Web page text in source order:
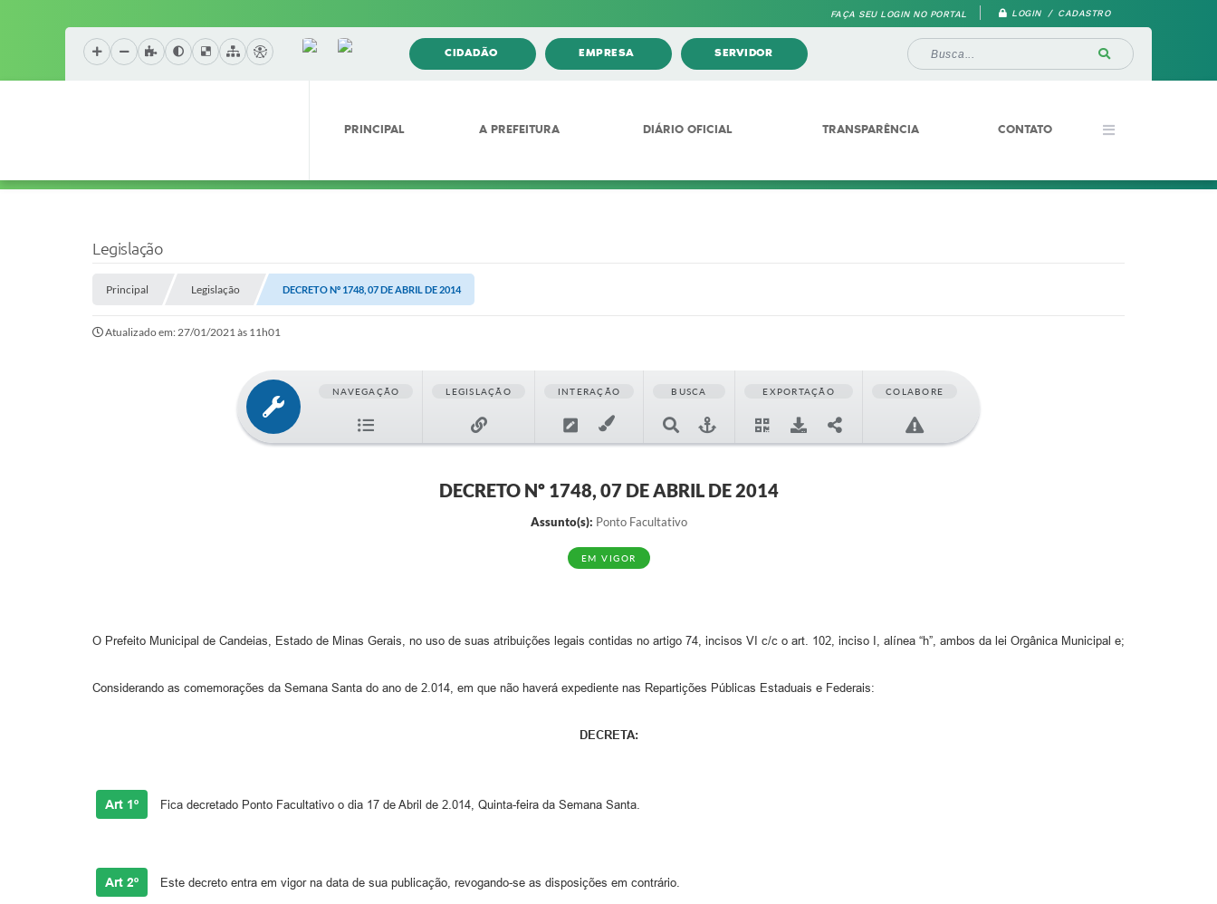
FAÇA SEU LOGIN NO PORTAL LOGIN / CADASTRO
CIDADÃO EMPRESA SERVIDOR
PRINCIPAL A PREFEITURA DIÁRIO OFICIAL TRANSPARÊNCIA CONTATO
Legislação
Principal Legislação DECRETO Nº 1748, 07 DE ABRIL DE 2014
Atualizado em: 27/01/2021 às 11h01
NAVEGAÇÃO LEGISLAÇÃO INTERAÇÃO BUSCA EXPORTAÇÃO COLABORE
DECRETO Nº 1748, 07 DE ABRIL DE 2014
Assunto(s): Ponto Facultativo
EM VIGOR
O Prefeito Municipal de Candeias, Estado de Minas Gerais, no uso de suas atribuições legais contidas no artigo 74, incisos VI c/c o art. 102, inciso I, alínea “h”, ambos da lei Orgânica Municipal e;
Considerando as comemorações da Semana Santa do ano de 2.014, em que não haverá expediente nas Repartições Públicas Estaduais e Federais:
DECRETA:
Art 1º Fica decretado Ponto Facultativo o dia 17 de Abril de 2.014, Quinta-feira da Semana Santa.
Art 2º Este decreto entra em vigor na data de sua publicação, revogando-se as disposições em contrário.